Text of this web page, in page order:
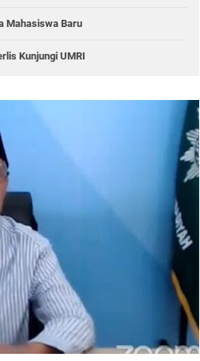
Mahasiswa Baru
Kunjungi UMRI